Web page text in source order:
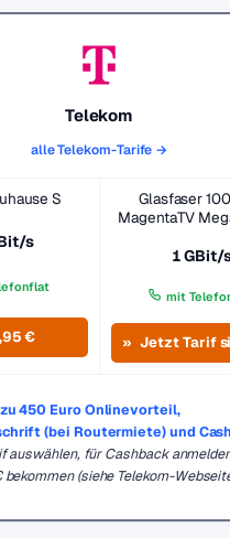
Telekom
alle Telekom-Tarife →
S
s
€
Glasfaser
MagentaTV
1 GBit/
mit
Jetzt Tarif
450 Euro Onlinevorteil,
(bei Routermiete) und
auswählen, für Cashback
(siehe Telekom-